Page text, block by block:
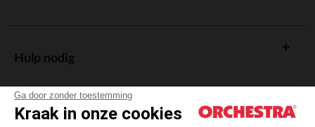
Ga door zonder toestemming
Kraak in onze cookies
Hulp nodig